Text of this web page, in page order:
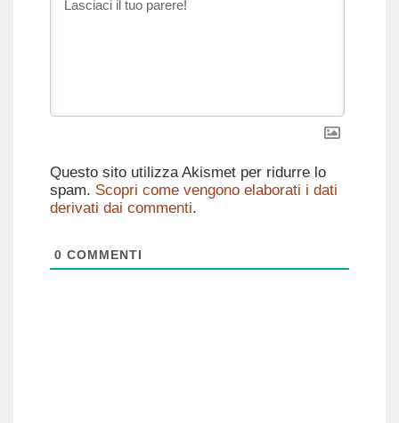
Questo sito utilizza Akismet per ridurre lo
spam. Scopri come vengono elaborati i dati
derivati dai commenti.
0 COMMENTI